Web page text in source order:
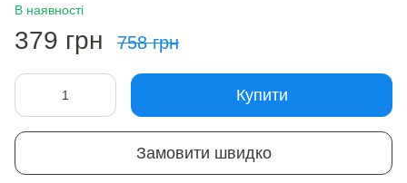
В наявності
379 грн 758 грн
Купити
Замовити швидко